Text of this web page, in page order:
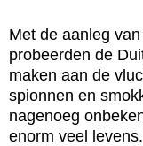
Met de aanleg
probeerden de
maken aan de
spionnen en
nagenoeg
enorm veel